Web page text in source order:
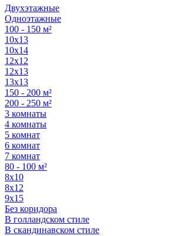
Двухэтажные
Одноэтажные
100 - 150 м²
10х13
10х14
12х12
12х13
13х13
150 - 200 м²
200 - 250 м²
3 комнаты
4 комнаты
5 комнат
6 комнат
7 комнат
80 - 100 м²
8х10
8х12
9х15
Без коридора
В голландском стиле
В скандинавском стиле